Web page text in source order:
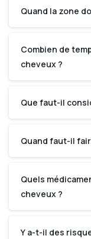
Quand la zone
Combien de
cheveux ?
Que faut-il
Quand faut-il
Quels
cheveux ?
Y a-t-il des